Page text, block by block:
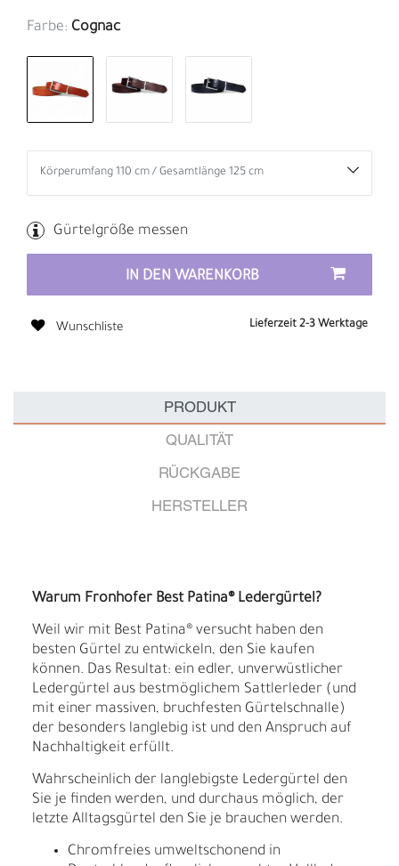
Farbe: Cognac
Gürtelgröße messen
IN DEN WARENKORB
Wunschliste Lieferzeit 2-3 Werktage
PRODUKT
QUALITÄT
RÜCKGABE
HERSTELLER
Warum Fronhofer Best Patina® Ledergürtel?
Weil wir mit Best Patina® versucht haben den
besten Gürtel zu entwickeln, den Sie kaufen
können. Das Resultat: ein edler, unverwüstlicher
Ledergürtel aus bestmöglichem Sattlerleder (und
mit einer massiven, bruchfesten Gürtelschnalle)
der besonders langlebig ist und den Anspruch auf
Nachhaltigkeit erfüllt.
Wahrscheinlich der langlebigste Ledergürtel den
Sie je finden werden, und durchaus möglich, der
letzte Alltagsgürtel den Sie je brauchen werden.
Chromfreies umweltschonend in